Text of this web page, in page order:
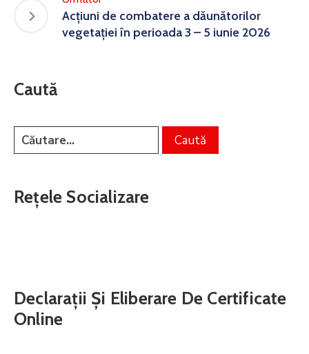
Acțiuni de combatere a dăunătorilor
vegetației în perioada 3 – 5 iunie 2026
Caută
Rețele Socializare
Declarații Și Eliberare De Certificate
Online